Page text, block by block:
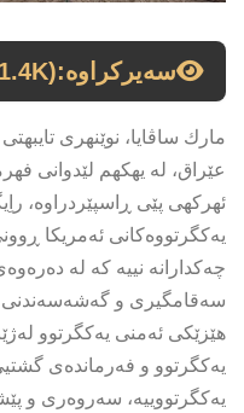
سەیرکراوە:(1.4K)
مارك ساڤایا، نوێنهرى
عێراق، له یهكهم لێدوانى
ئهركهى پێی ڕاسپێردراوه،
یەکگرتووەکانی ئەمریکا
چەکدارانە نییە کە لە
سەقامگیری و
هێزێکی ئەمنی یەکگرتوو
یەکگرتوو و فەرماندەی
یەکگرتووییە، سەروەری و